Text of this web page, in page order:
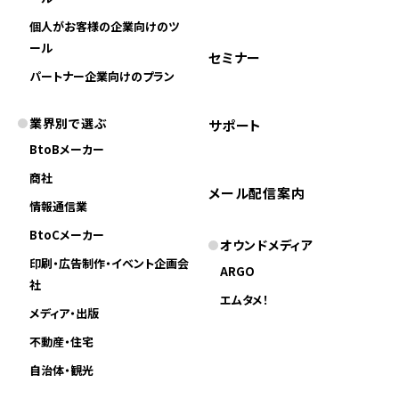
個人がお客様の企業向けのツ
ール
パートナー企業向けのプラン
業界別で選ぶ
BtoBメーカー
商社
情報通信業
BtoCメーカー
印刷・広告制作・イベント企画会
社
メディア・出版
不動産・住宅
自治体・観光
セミナー
サポート
メール配信案内
オウンドメディア
ARGO
エムタメ！